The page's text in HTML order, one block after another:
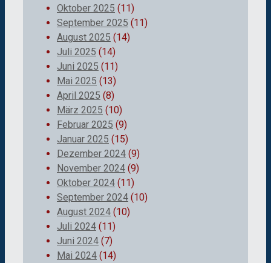
Oktober 2025 (11)
September 2025 (11)
August 2025 (14)
Juli 2025 (14)
Juni 2025 (11)
Mai 2025 (13)
April 2025 (8)
März 2025 (10)
Februar 2025 (9)
Januar 2025 (15)
Dezember 2024 (9)
November 2024 (9)
Oktober 2024 (11)
September 2024 (10)
August 2024 (10)
Juli 2024 (11)
Juni 2024 (7)
Mai 2024 (14)